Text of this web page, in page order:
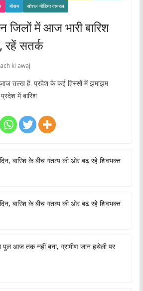
मौसम सोशल मीडिया वायरल
जिलों में आज भारी बारिश
रहें सतर्क
ki awaj
तल्ख है. प्रदेश के कई हिस्सों में झमाझम
प्रदेश में बारिश
बारिश के बीच गंतव्य की ओर बढ़ रहे शिवभक्त
बारिश के बीच गंतव्य की ओर बढ़ रहे शिवभक्त
आज तक नहीं बना, ग्रामीण जान हथेली पर